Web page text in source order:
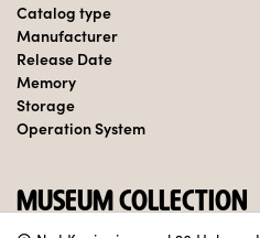
Catalog type
Manufacturer
Release Date
Memory
Storage
Operation System
MUSEUM COLLECTION